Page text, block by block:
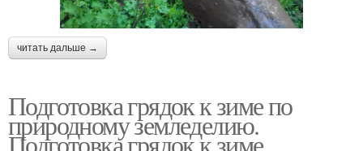
читать дальше →
Подготовка грядок к зиме по
природному земледелию.
Подготовка грядок к зиме